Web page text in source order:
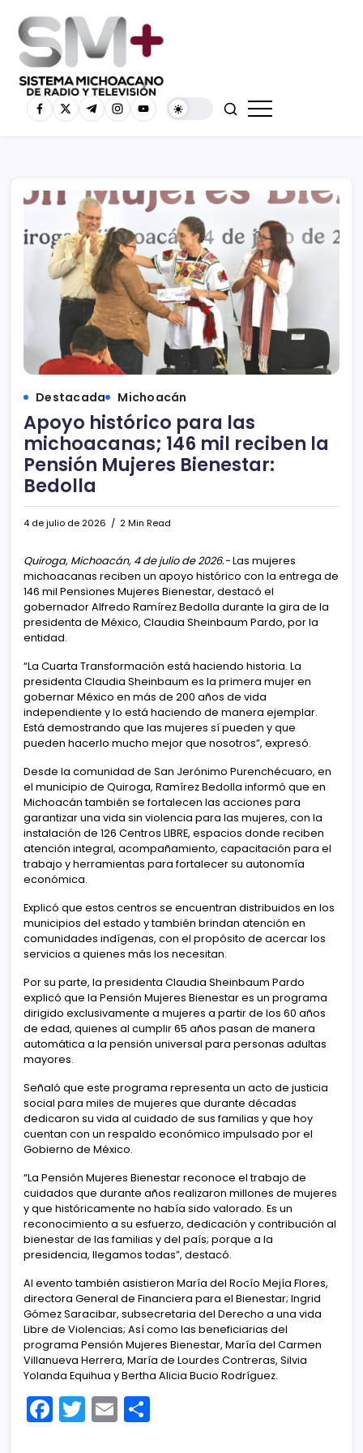
Destacada Michoacán
Apoyo histórico para las
michoacanas; 146 mil reciben la
Pensión Mujeres Bienestar:
Bedolla
4 de julio de 2026 2 Min Read
Quiroga, Michoacán, 4 de julio de 2026.-Las mujeres
michoacanas reciben un apoyo histórico con la entrega de
146 mil Pensiones Mujeres Bienestar, destacó el
gobernador Alfredo Ramírez Bedolla durante la gira de la
presidenta de México, Claudia Sheinbaum Pardo, por la
entidad.
“La Cuarta Transformación está haciendo historia. La
presidenta Claudia Sheinbaum es la primera mujer en
gobernar México en más de 200 años de vida
independiente y lo está haciendo de manera ejemplar.
Está demostrando que las mujeres sí pueden y que
pueden hacerlo mucho mejor que nosotros”, expresó.
Desde la comunidad de San Jerónimo Purenchécuaro, en
el municipio de Quiroga, Ramírez Bedolla informó que en
Michoacán también se fortalecen las acciones para
garantizar una vida sin violencia para las mujeres, con la
instalación de 126 Centros LIBRE, espacios donde reciben
atención integral, acompañamiento, capacitación para el
trabajo y herramientas para fortalecer su autonomía
económica.
Explicó que estos centros se encuentran distribuidos en los
municipios del estado y también brindan atención en
comunidades indígenas, con el propósito de acercar los
servicios a quienes más los necesitan.
Por su parte, la presidenta Claudia Sheinbaum Pardo
explicó que la Pensión Mujeres Bienestar es un programa
dirigido exclusivamente a mujeres a partir de los 60 años
de edad, quienes al cumplir 65 años pasan de manera
automática a la pensión universal para personas adultas
mayores.
Señaló que este programa representa un acto de justicia
social para miles de mujeres que durante décadas
dedicaron su vida al cuidado de sus familias y que hoy
cuentan con un respaldo económico impulsado por el
Gobierno de México.
“La Pensión Mujeres Bienestar reconoce el trabajo de
cuidados que durante años realizaron millones de mujeres
y que históricamente no había sido valorado. Es un
reconocimiento a su esfuerzo, dedicación y contribución al
bienestar de las familias y del país; porque a la
presidencia, llegamos todas”, destacó.
Al evento también asistieron María del Rocío Mejía Flores,
directora General de Financiera para el Bienestar; Ingrid
Gómez Saracibar, subsecretaria del Derecho a una vida
Libre de Violencias; Así como las beneficiarias del
programa Pensión Mujeres Bienestar, María del Carmen
Villanueva Herrera, María de Lourdes Contreras, Silvia
Yolanda Equihua y Bertha Alicia Bucio Rodríguez.
F T E